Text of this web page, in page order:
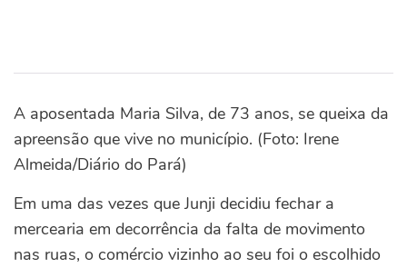
A aposentada Maria Silva, de 73 anos, se queixa da
apreensão que vive no município. (Foto: Irene
Almeida/Diário do Pará)
Em uma das vezes que Junji decidiu fechar a
mercearia em decorrência da falta de movimento
nas ruas, o comércio vizinho ao seu foi o escolhido